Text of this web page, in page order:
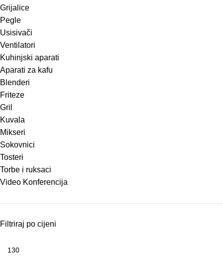
Grijalice
Pegle
Usisivači
Ventilatori
Kuhinjski aparati
Aparati za kafu
Blenderi
Friteze
Gril
Kuvala
Mikseri
Sokovnici
Tosteri
Torbe i ruksaci
Video Konferencija
Filtriraj po cijeni